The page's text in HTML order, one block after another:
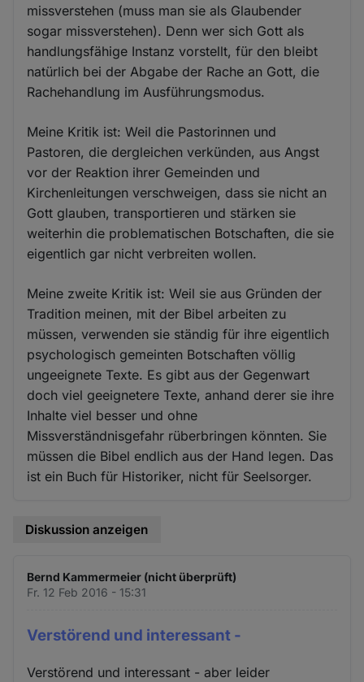
missverstehen (muss man sie als Glaubender
sogar missverstehen). Denn wer sich Gott als
handlungsfähige Instanz vorstellt, für den bleibt
natürlich bei der Abgabe der Rache an Gott, die
Rachehandlung im Ausführungsmodus.
Meine Kritik ist: Weil die Pastorinnen und
Pastoren, die dergleichen verkünden, aus Angst
vor der Reaktion ihrer Gemeinden und
Kirchenleitungen verschweigen, dass sie nicht an
Gott glauben, transportieren und stärken sie
weiterhin die problematischen Botschaften, die sie
eigentlich gar nicht verbreiten wollen.
Meine zweite Kritik ist: Weil sie aus Gründen der
Tradition meinen, mit der Bibel arbeiten zu
müssen, verwenden sie ständig für ihre eigentlich
psychologisch gemeinten Botschaften völlig
ungeeignete Texte. Es gibt aus der Gegenwart
doch viel geeignetere Texte, anhand derer sie ihre
Inhalte viel besser und ohne
Missverständnisgefahr rüberbringen könnten. Sie
müssen die Bibel endlich aus der Hand legen. Das
ist ein Buch für Historiker, nicht für Seelsorger.
Diskussion anzeigen
Bernd Kammermeier (nicht überprüft)
Fr. 12 Feb 2016 - 15:31
Verstörend und interessant -
Verstörend und interessant - aber leider